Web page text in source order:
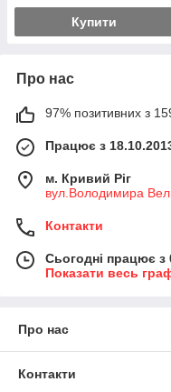
Купити
Про нас
97% позитивних з
Працює з
м. Кривий Ріг
вул.Володимира
Контакти
Сьогодні працює з
Показати весь
Про нас
Контакти